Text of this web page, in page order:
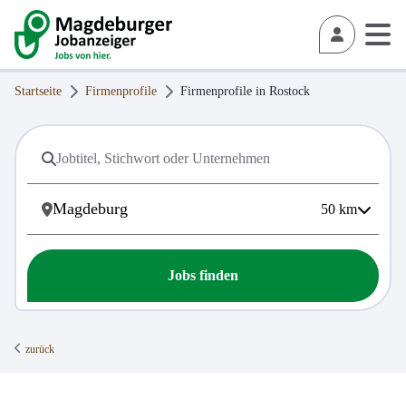
Startseite Firmenprofile Firmenprofile in Rostock
50 km
Jobs finden
zurück